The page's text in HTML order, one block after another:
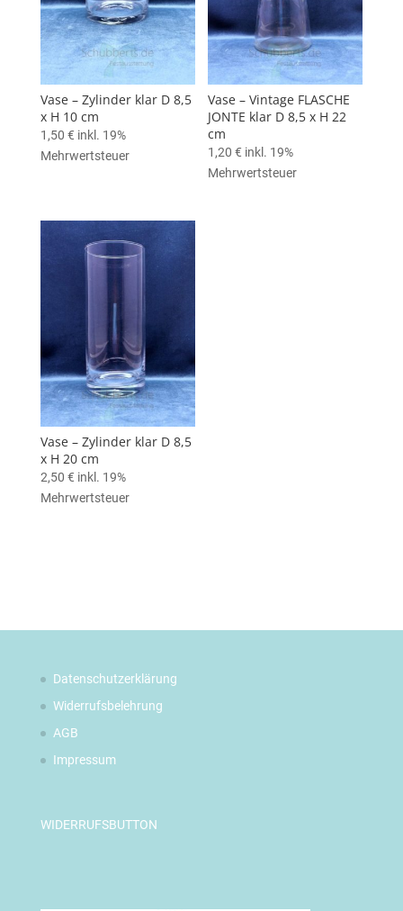
Vase – Zylinder klar D 8,5
x H 10 cm
1,50 € inkl. 19%
Mehrwertsteuer
Vase – Vintage FLASCHE
JONTE klar D 8,5 x H 22
cm
1,20€ inkl. 19%
Mehrwertsteuer
Vase – Zylinder klar D 8,5
x H 20 cm
2,50 € inkl. 19%
Mehrwertsteuer
Datenschutzerklärung
Widerrufsbelehrung
AGB
Impressum
WIDERRUFSBUTTON